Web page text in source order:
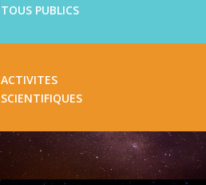
TOUS PUBLICS
ACTIVITES
SCIENTIFIQUES